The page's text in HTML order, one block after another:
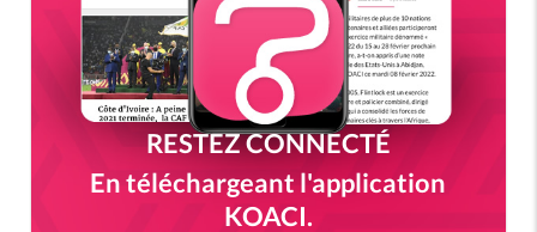
RESTEZ CONNECTÉ
En téléchargeant l'application
KOACI.